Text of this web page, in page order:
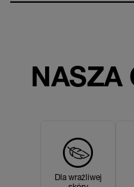
NASZA
Dla wrażliwej